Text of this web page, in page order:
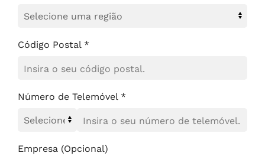
Código Postal *
Número de Telemóvel *
Empresa (Opcional)